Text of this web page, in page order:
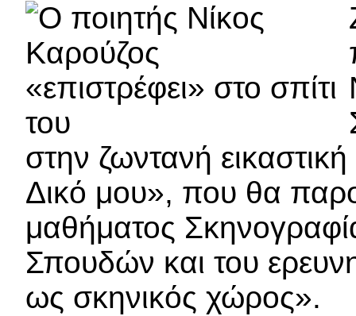
στην ζωντανή
Δικό μου», που θα
μαθήματος
Σπουδών και του
ως σκηνικός χώρος».